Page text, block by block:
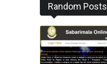
Random Posts